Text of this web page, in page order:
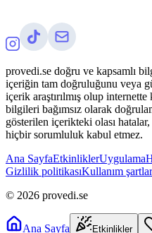
provedi.se doğru ve kapsamlı
içeriğin tam doğruluğunu veya
içerik araştırılmış olup internette
bilgileri bağımsız olarak
gösterilen içerikteki olası
hiçbir sorumluluk kabul etmez.
Ana SayfaEtkinliklerUygulama
Gizlilik politikasıKullanım
© 2026 provedi.se
Ana Sayfa Etkinlikler